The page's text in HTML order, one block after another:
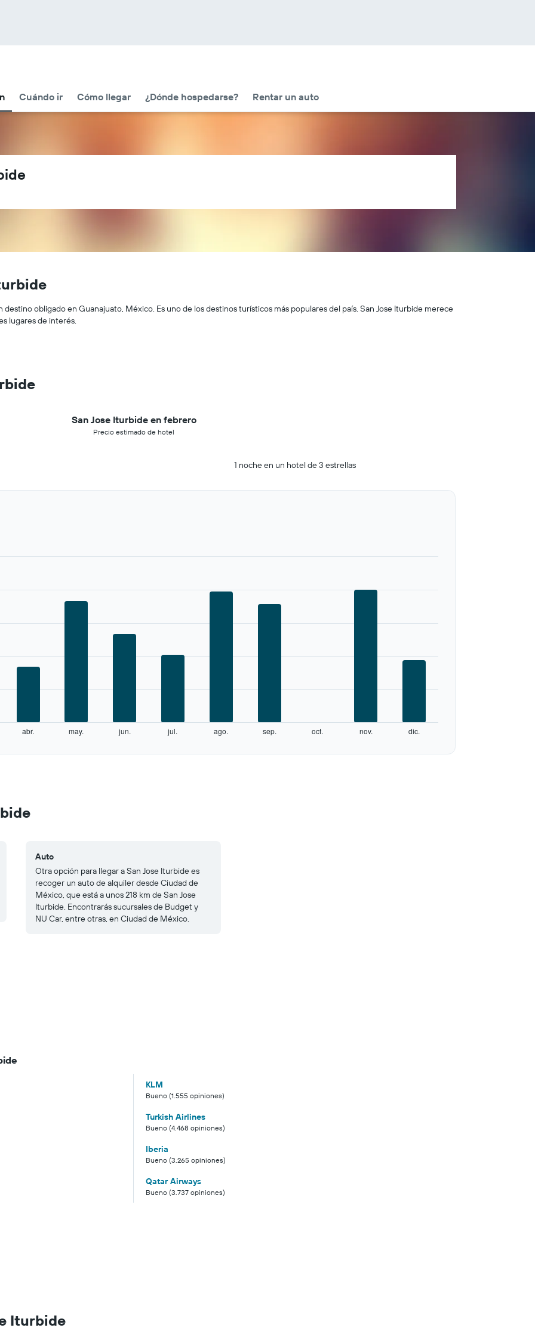
Cuándo ir Cómo llegar ¿Dónde hospedarse? Rentar un auto
destino obligado en Guanajuato, México. Es uno de los destinos turísticos más populares del país. San Jose Iturbide merece
lugares de interés.
San Jose Iturbide en febrero
Precio estimado de hotel
1 noche en un hotel de 3 estrellas
abr. may. jun. jul. ago. sep. oct. nov. dic.
Auto
Otra opción para llegar a San Jose Iturbide es
recoger un auto de alquiler desde Ciudad de
México, que está a unos 218 km de San Jose
Iturbide. Encontrarás sucursales de Budget y
NU Car, entre otras, en Ciudad de México.
KLM
Bueno (1.555 opiniones)
Turkish Airlines
Bueno (4.468 opiniones)
Iberia
Bueno (3.265 opiniones)
Qatar Airways
Bueno (3.737 opiniones)
Iturbide